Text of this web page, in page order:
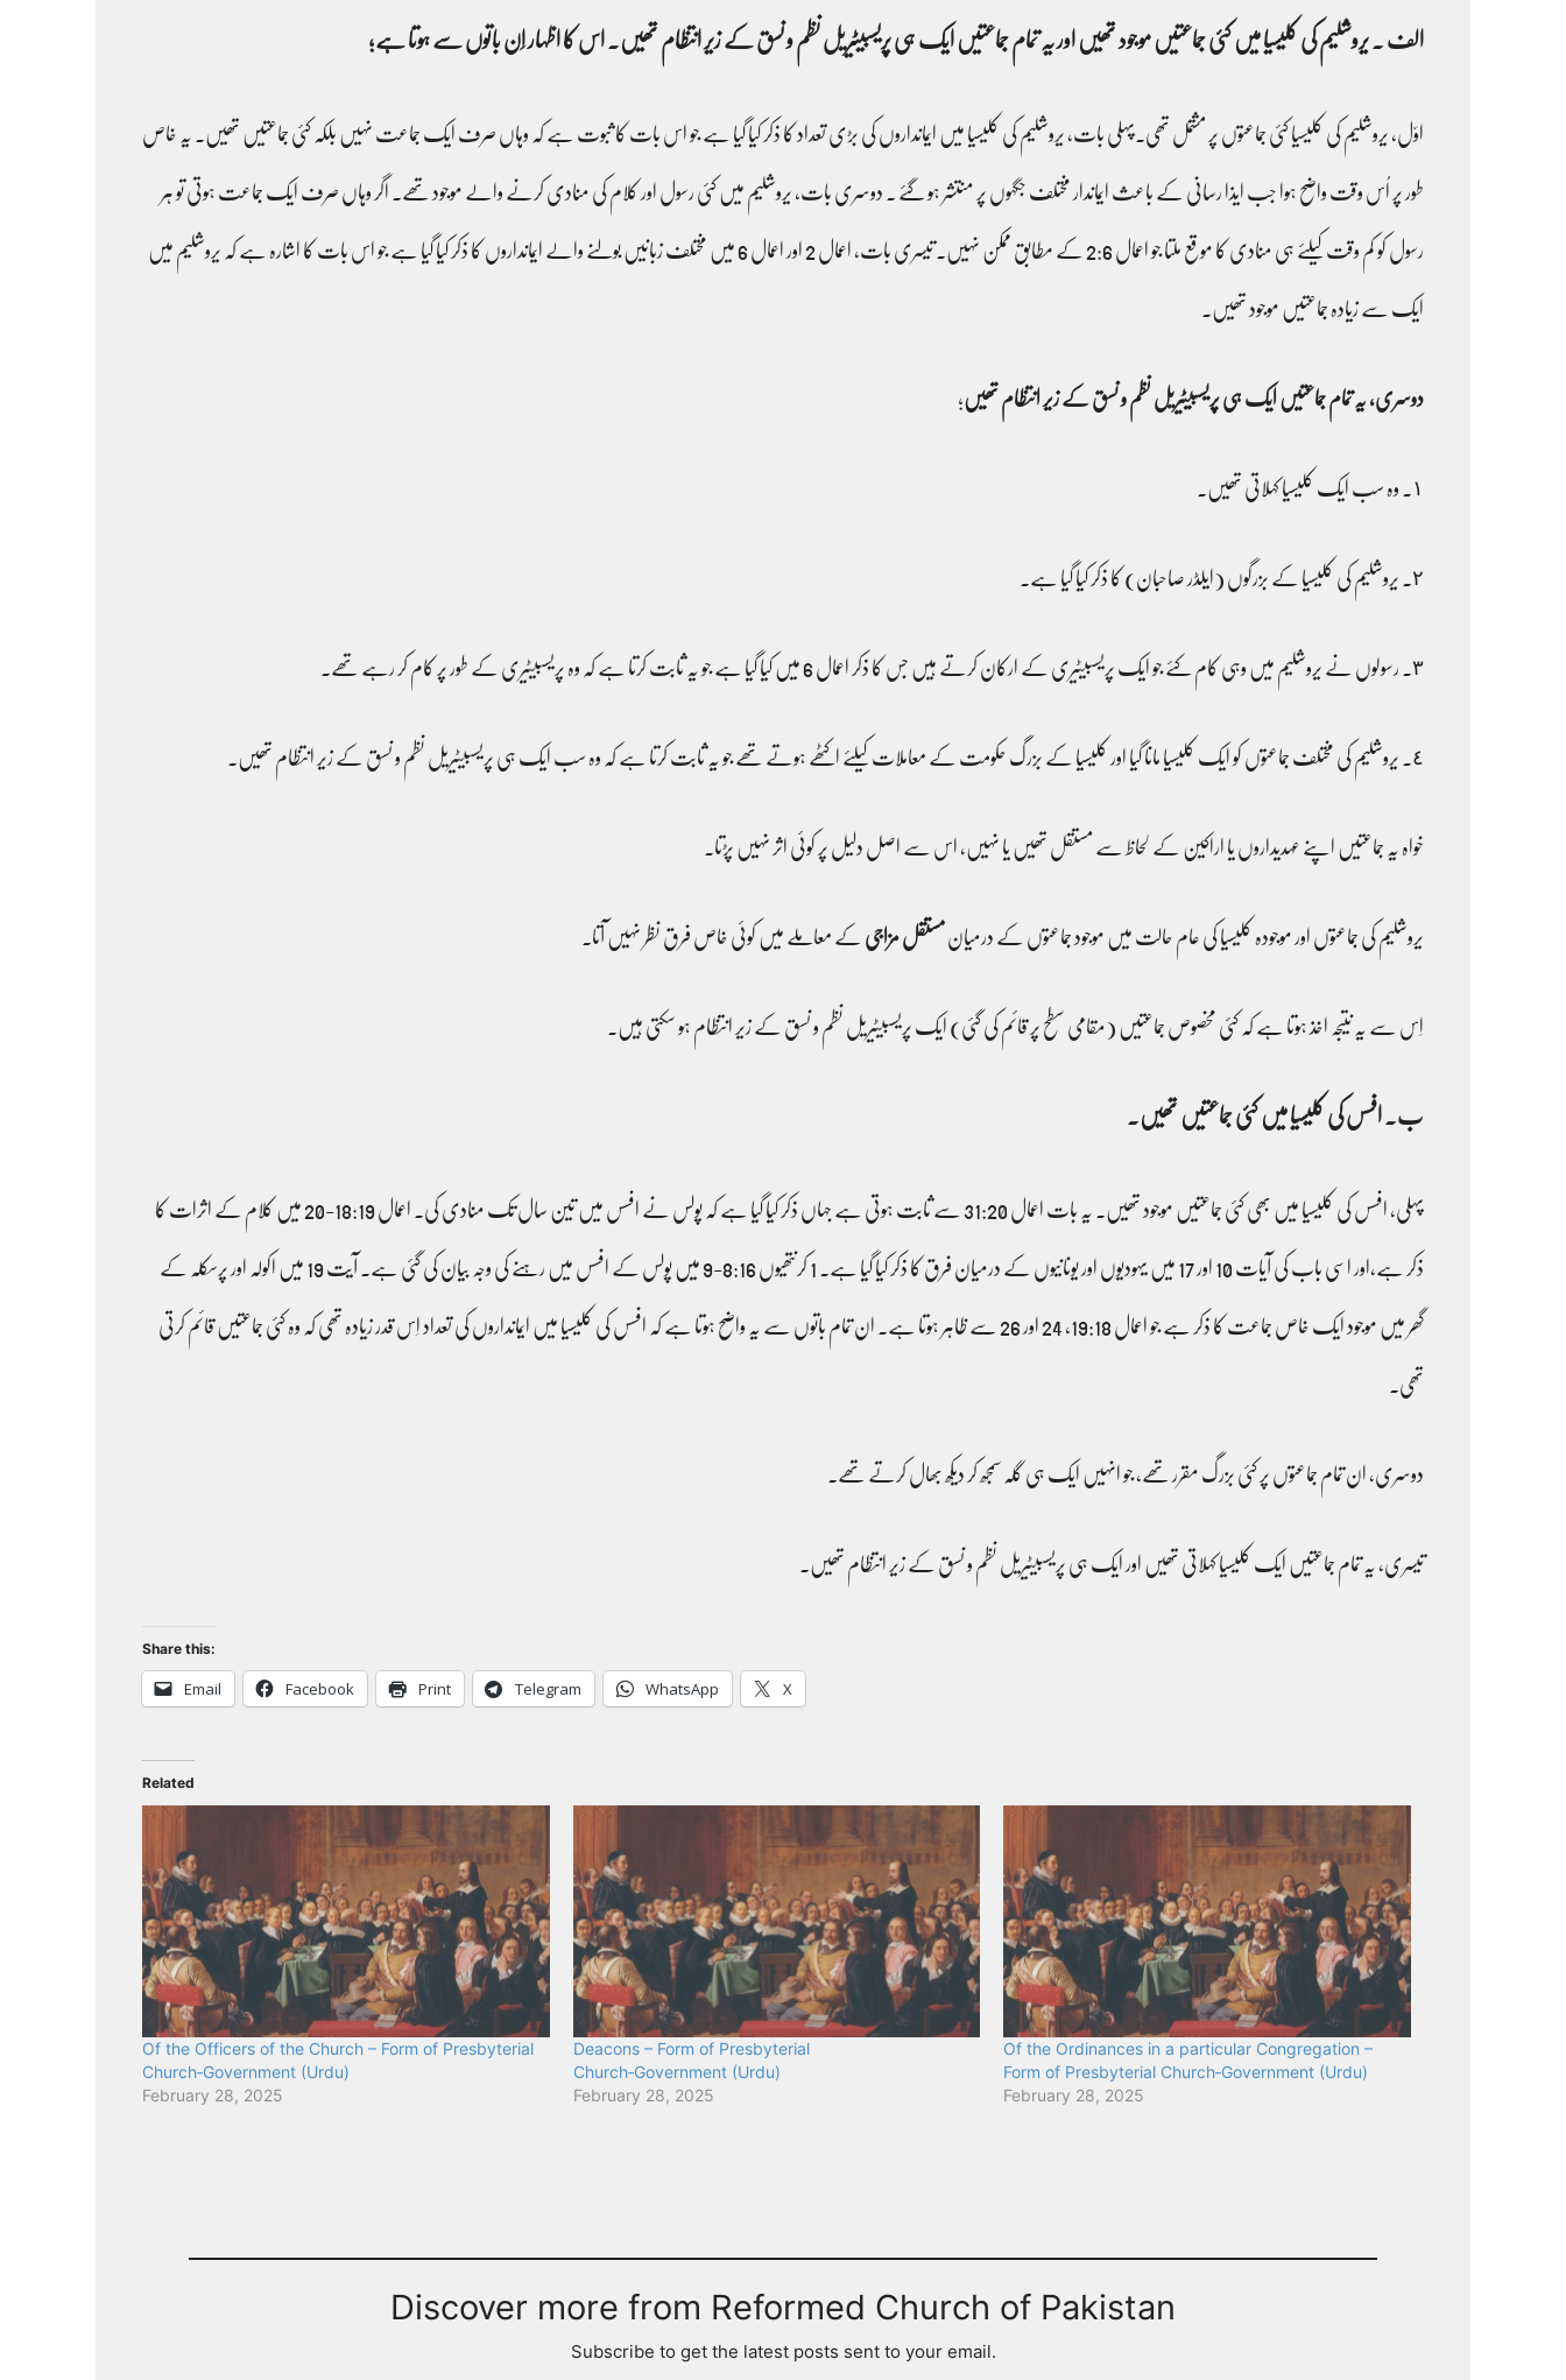
الف ۔ یروشلیم کی کلیسیا میں کئی جماعتیں موجود تھیں اور یہ تمام جماعتیں ایک ہی پریسبیٹیریل نظم و نسق کے زیر انتظام تھیں۔ اس کا اظہار اِن باتوں سے ہوتا ہے؛
اوّل، یروشلیم کی کلیسیا کئی جماعتوں پر مشتمل تھی۔پہلی بات، یروشلیم کی کلیسیا میں ایمانداروں کی بڑی تعداد کا ذکر کیا گیا ہے جو اس بات کا ثبوت ہے کہ وہاں صرف ایک جماعت نہیں بلکہ کئی جماعتیں تھیں۔ یہ خاص
طور پر اُس وقت واضح ہوا جب ایذا رسانی کے باعث ایماندار مختلف جگہوں پر منتشر ہو گئے ۔ دوسری بات، یروشلیم میں کئی رسول اور کلام کی منادی کرنے والے موجود تھے۔ اگر وہاں صرف ایک جماعت ہوتی تو ہر
رسول کو کم وقت کیلئے ہی منادی کا موقع ملتا جو اعمال 2:6 کے مطابق ممکن نہیں۔ تیسری بات، اعمال 2 اور اعمال 6 میں مختلف زبانیں بولنے والے ایمانداروں کا ذکر کیا گیا ہے جو اس بات کا اشارہ ہے کہ یروشلیم میں
ایک سے زیادہ جماعتیں موجود تھیں۔
دوسری، یہ تمام جماعتیں ایک ہی پریسبیٹیریل نظم و نسق کے زیر انتظام تھیں؛
١۔ وہ سب ایک کلیسیا کہلاتی تھیں۔
٢۔ یروشلیم کی کلیسیا کے بزرگوں (ایلڈر صاحبان) کا ذکر کیا گیا ہے۔
٣۔ رسولوں نے یروشلیم میں وہی کام کئے جو ایک پریسبیٹیری کے ارکان کرتے ہیں جس کا ذکر اعمال 6 میں کیا گیا ہے جو یہ ثابت کرتا ہے کہ وہ پریسبیٹیری کے طور پر کام کر رہے تھے۔
٤۔ یروشلیم کی مختلف جماعتوں کو ایک کلیسیا مانا گیا اور کلیسیا کے بزرگ حکومت کے معاملات کیلئے اکٹھے ہوتے تھے جو یہ ثابت کرتا ہے کہ وہ سب ایک ہی پریسبیٹیریل نظم و نسق کے زیر انتظام تھیں۔
خواہ یہ جماعتیں اپنے عہدیداروں یا اراکین کے لحاظ سے مستقل تھیں یا نہیں، اس سے اصل دلیل پر کوئی اثر نہیں پڑتا۔
یروشلیم کی جماعتوں اور موجودہ کلیسیا کی عام حالت میں موجود جماعتوں کے درمیان مستقل مزاجی کے معاملے میں کوئی خاص فرق نظر نہیں آتا۔
اِس سے یہ نتیجہ اخذ ہوتا ہے کہ کئی مخصوص جماعتیں (مقامی سطح پر قائم کی گئی) ایک پریسبیٹیریل نظم و نسق کے زیر انتظام ہو سکتی ہیں۔
ب۔ افسس کی کلیسیا میں کئی جماعتیں تھیں۔
پہلی، افسس کی کلیسیا میں بھی کئی جماعتیں موجود تھیں۔ یہ بات اعمال 31:20 سے ثابت ہوتی ہے جہاں ذکر کیا گیا ہے کہ پولس نے افسس میں تین سال تک منادی کی۔ اعمال 18:19-20 میں کلام کے اثرات کا
ذکر ہے،اور اسی باب کی آیات 10 اور 17 میں یہودیوں اور یونانیوں کے درمیان فرق کا ذکر کیا گیا ہے۔ 1 کرنتھیوں 8:16-9 میں پولس کے افسس میں رہنے کی وجہ بیان کی گئی ہے۔ آیت 19 میں اکولہ اور پرسکلہ کے
گھر میں موجود ایک خاص جماعت کا ذکر ہے جو اعمال 19:18، 24 اور 26 سے ظاہر ہوتا ہے۔ ان تمام باتوں سے یہ واضح ہوتا ہے کہ افسس کی کلیسیا میں ایمانداروں کی تعداد اِس قدر زیادہ تھی کہ وہ کئی جماعتیں قائم کرتی
تھی۔
دوسری، ان تمام جماعتوں پر کئی بزرگ مقرر تھے، جو انہیں ایک ہی گلہ سمجھ کر دیکھ بھال کرتے تھے۔
تیسری، یہ تمام جماعتیں ایک کلیسیا کہلاتی تھیں اور ایک ہی پریسبیٹیریل نظم و نسق کے زیر انتظام تھیں۔
Share this:
Email Facebook Print Telegram WhatsApp X
Related
Of the Officers of the Church – Form of Presbyterial
Church‑Government (Urdu)
February 28, 2025
Deacons – Form of Presbyterial
Church‑Government (Urdu)
February 28, 2025
Of the Ordinances in a particular Congregation –
Form of Presbyterial Church‑Government (Urdu)
February 28, 2025
Discover more from Reformed Church of Pakistan
Subscribe to get the latest posts sent to your email.